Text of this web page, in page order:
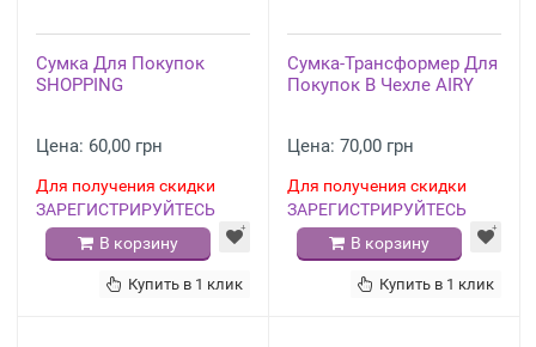
Сумка Для Покупок
SHOPPING
Цена: 60,00 грн
Для получения скидки
ЗАРЕГИСТРИРУЙТЕСЬ
В корзину
Купить в 1 клик
Сумка-Трансформер Для
Покупок В Чехле AIRY
Цена: 70,00 грн
Для получения скидки
ЗАРЕГИСТРИРУЙТЕСЬ
В корзину
Купить в 1 клик